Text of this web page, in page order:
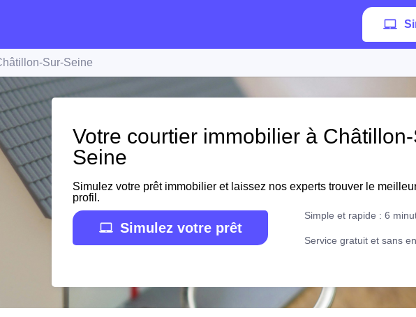
Sur-Seine
Votre courtier immobilier à
Seine
Simulez votre prêt immobilier et laissez nos experts trouver le
profil.
Simulez votre prêt
Simple et rapide : 6
Service gratuit et sans